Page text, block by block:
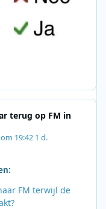
terug op FM in
19:42 1 d.
FM terwijl de